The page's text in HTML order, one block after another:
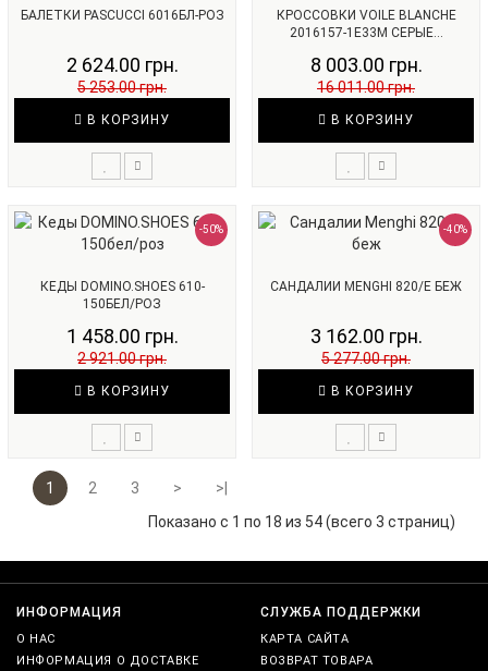
БАЛЕТКИ PASCUCCI 6016БЛ-РОЗ
2 624.00 грн.
5 253.00 грн.
В КОРЗИНУ
КРОССОВКИ VOILE BLANCHE
2016157-1E33М СЕРЫЕ...
8 003.00 грн.
16 011.00 грн.
В КОРЗИНУ
-50%
КЕДЫ DOMINO.SHOES 610-
150БЕЛ/РОЗ
1 458.00 грн.
2 921.00 грн.
В КОРЗИНУ
-40%
САНДАЛИИ MENGHI 820/E БЕЖ
3 162.00 грн.
5 277.00 грн.
В КОРЗИНУ
1 2 3 >
>|
Показано с 1 по 18 из 54 (всего 3 страниц)
ИНФОРМАЦИЯ
О НАС
ИНФОРМАЦИЯ О ДОСТАВКЕ
СЛУЖБА ПОДДЕРЖКИ
КАРТА САЙТА
ВОЗВРАТ ТОВАРА